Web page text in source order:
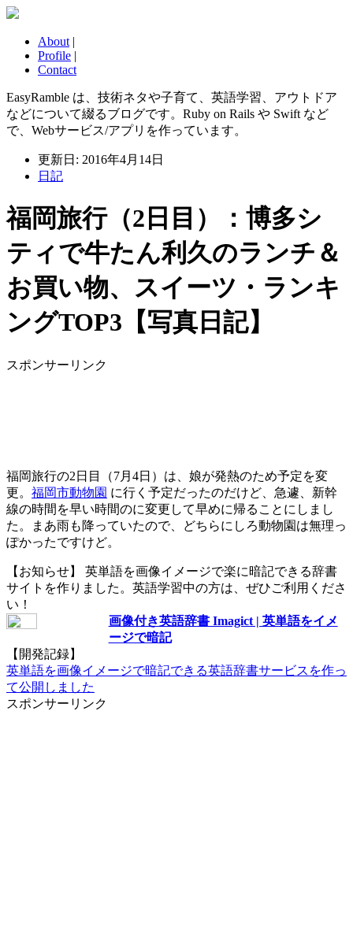
About |
Profile |
Contact
EasyRamble は、技術ネタや子育て、英語学習、アウトドア
などについて綴るブログです。Ruby on Rails や Swift など
で、Webサービス/アプリを作っています。
更新日: 2016年4月14日
日記
福岡旅行（2日目）：博多シ
ティで牛たん利久のランチ＆
お買い物、スイーツ・ランキ
ングTOP3【写真日記】
スポンサーリンク
福岡旅行の2日目（7月4日）は、娘が発熱のため予定を変
更。 福岡市動物園 に行く予定だったのだけど、急遽、新幹
線の時間を早い時間のに変更して早めに帰ることにしまし
た。まあ雨も降っていたので、どちらにしろ動物園は無理っ
ぽかったですけど。
【お知らせ】 英単語を画像イメージで楽に暗記できる辞書
サイトを作りました。英語学習中の方は、ぜひご利用くださ
い！
画像付き英語辞書 Imagict | 英単語をイメ
ージで暗記
【開発記録】
英単語を画像イメージで暗記できる英語辞書サービスを作っ
て公開しました
スポンサーリンク